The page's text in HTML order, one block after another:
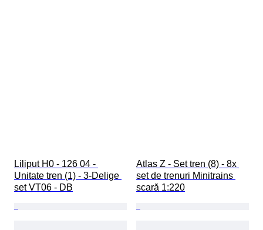
Liliput H0 - 126 04 -
Unitate tren (1) - 3-Delige
set VT06 - DB
Atlas Z - Set tren (8) - 8x
set de trenuri Minitrains
scară 1:220